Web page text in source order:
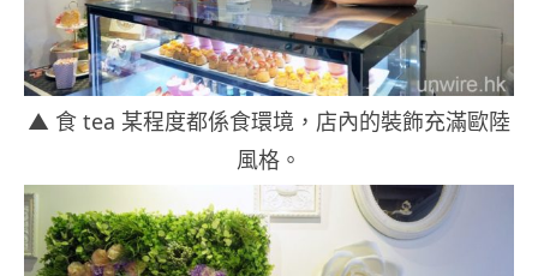
▲ 食 tea 某程度都係食環境，店內的裝飾充滿歐陸
風格。